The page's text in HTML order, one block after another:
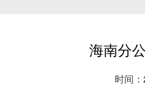
海南分
时间